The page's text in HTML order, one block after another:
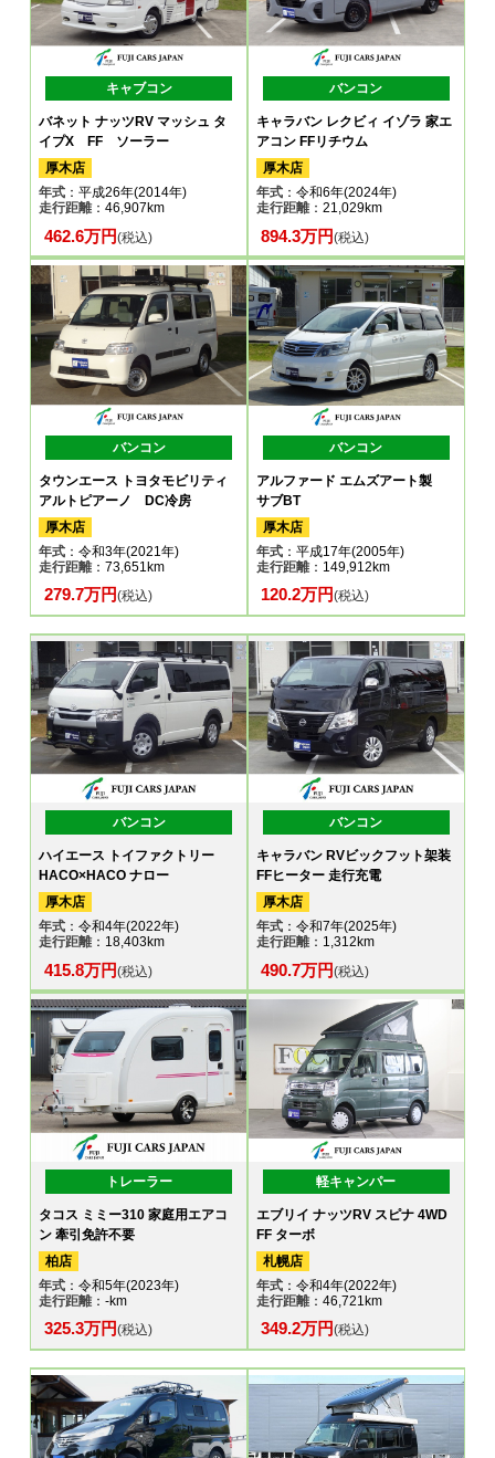
キャブコン
バネット ナッツRV マッシュ タ
イプX FF ソーラー
厚木店
年式 ：平成26年(2014年)
走行距離：46,907km
462.6万円(税込)
バンコン
キャラバン レクビィ イゾラ 家エ
アコン FFリチウム
厚木店
年式：令和6年(2024年)
走行距離：21,029km
894.3万円(税込)
バンコン
タウンエース トヨタモビリティ
アルトピアーノ DC冷房
厚木店
年式 ：令和3年(2021年)
走行距離：73,651km
279.7万円(税込)
バンコン
アルファード エムズアート製
サブBT
厚木店
年式：平成17年(2005年)
走行距離：149,912km
120.2万円(税込)
バンコン
ハイエース トイファクトリー
HACO×HACO ナロー
厚木店
年式 ：令和4年(2022年)
走行距離：18,403km
415.8万円(税込)
バンコン
キャラバン RVビックフット架装
FFヒーター 走行充電
厚木店
年式：令和7年(2025年)
走行距離：1,312km
490.7万円(税込)
トレーラー
タコス ミミー310 家庭用エアコ
ン 牽引免許不要
柏店
年式 ：令和5年(2023年)
走行距離：-km
325.3万円(税込)
軽キャンパー
エブリイ ナッツRV スピナ 4WD
FF ターボ
札幌店
年式：令和4年(2022年)
走行距離：46,721km
349.2万円(税込)